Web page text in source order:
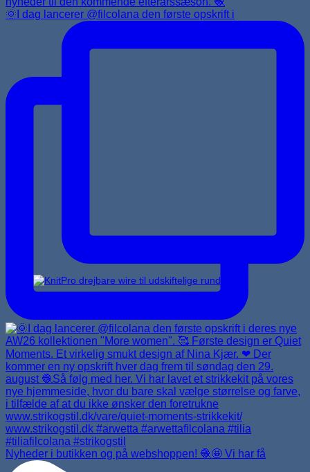
🌞I dag lancerer @filcolana den første opskrift i
Nyheder i butikken og på webshoppen! 🧶🤩 Vi har få